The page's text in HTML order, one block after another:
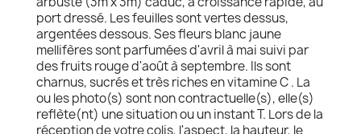
port dressé. Les feuilles sont vertes dessus,
argentées dessous. Ses fleurs blanc jaune
mellifères sont parfumées d'avril à mai suivi par
des fruits rouge d'août à septembre. Ils sont
charnus, sucrés et très riches en vitamine C . La
ou les photo(s) sont non contractuelle(s), elle(s)
reflète(nt) une situation ou un instant T. Lors de la
réception de votre colis, l'aspect, la hauteur, le